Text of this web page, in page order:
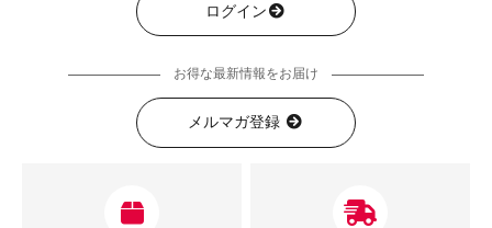
ログイン
お得な最新情報をお届け
メルマガ登録